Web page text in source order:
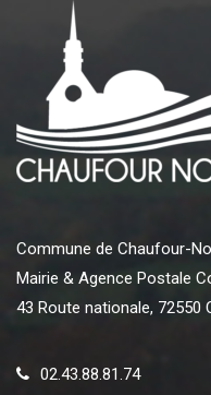
Commune de Chaufour-
Mairie & Agence Postale
43 Route nationale, 72550
02.43.88.81.74